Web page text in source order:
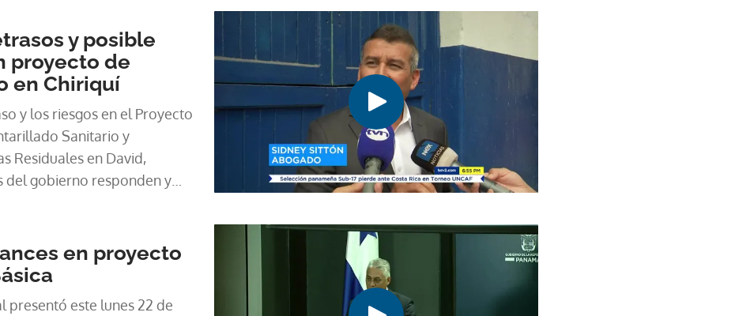
y posible
proyecto de
en Chiriquí
y los riesgos en el Proyecto
Sanitario y
Residuales en David,
del gobierno responden y
la obra.
en proyecto
presentó este lunes 22 de